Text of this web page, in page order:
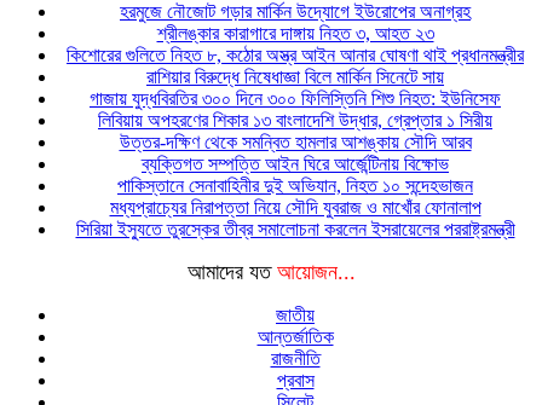
হরমুজে নৌজোট গড়ার মার্কিন উদ্যোগে ইউরোপের অনাগ্রহ
শ্রীলঙ্কার কারাগারে দাঙ্গায় নিহত ৩, আহত ২৩
কিশোরের গুলিতে নিহত ৮, কঠোর অস্ত্র আইন আনার ঘোষণা থাই প্রধানমন্ত্রীর
রাশিয়ার বিরুদ্ধে নিষেধাজ্ঞা বিলে মার্কিন সিনেটে সায়
গাজায় যুদ্ধবিরতির ৩০০ দিনে ৩০০ ফিলিস্তিনি শিশু নিহত: ইউনিসেফ
লিবিয়ায় অপহরণের শিকার ১৩ বাংলাদেশি উদ্ধার, গ্রেপ্তার ১ সিরীয়
উত্তর-দক্ষিণ থেকে সমন্বিত হামলার আশঙ্কায় সৌদি আরব
ব্যক্তিগত সম্পত্তি আইন ঘিরে আর্জেন্টিনায় বিক্ষোভ
পাকিস্তানে সেনাবাহিনীর দুই অভিযান, নিহত ১০ সন্দেহভাজন
মধ্যপ্রাচ্যের নিরাপত্তা নিয়ে সৌদি যুবরাজ ও মাখোঁর ফোনালাপ
সিরিয়া ইস্যুতে তুরস্কের তীব্র সমালোচনা করলেন ইসরায়েলের পররাষ্ট্রমন্ত্রী
আমাদের যত আয়োজন...
জাতীয়
আন্তর্জাতিক
রাজনীতি
প্রবাস